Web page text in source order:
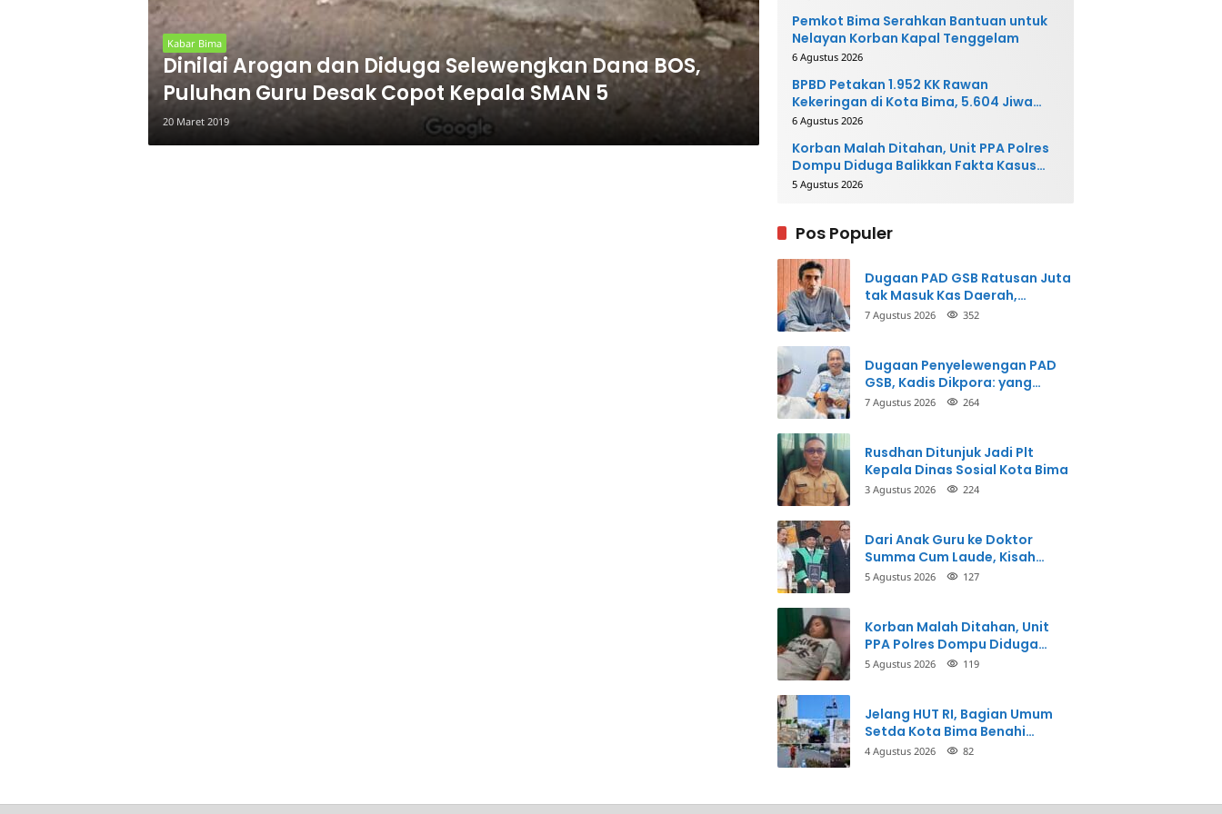
Kabar Bima
Dinilai Arogan dan Diduga Selewengkan Dana BOS,
Puluhan Guru Desak Copot Kepala SMAN 5
20 Maret 2019
Pemkot Bima Serahkan Bantuan untuk
Nelayan Korban Kapal Tenggelam
6 Agustus 2026
BPBD Petakan 1.952 KK Rawan
Kekeringan di Kota Bima, 5.604 Jiwa
Berpotensi Terdampak
6 Agustus 2026
Korban Malah Ditahan, Unit PPA Polres
Dompu Diduga Balikkan Fakta Kasus
Penganiayaan
5 Agustus 2026
Pos Populer
Dugaan PAD GSB Ratusan Juta
tak Masuk Kas Daerah,
Inspektorat Panggil Pihak
7 Agustus 2026 352
Dugaan Penyelewengan PAD
GSB, Kadis Dikpora: yang
Bersangkutan Akui
7 Agustus 2026 264
Rusdhan Ditunjuk Jadi Plt
Kepala Dinas Sosial Kota Bima
3 Agustus 2026 224
Dari Anak Guru ke Doktor
Summa Cum Laude, Kisah
Taman Firdaus Menginspirasi
5 Agustus 2026 127
Korban Malah Ditahan, Unit
PPA Polres Dompu Diduga
Balikkan Fakta Kasus
5 Agustus 2026 119
Jelang HUT RI, Bagian Umum
Setda Kota Bima Benahi
Kantor Pemkot
4 Agustus 2026 82